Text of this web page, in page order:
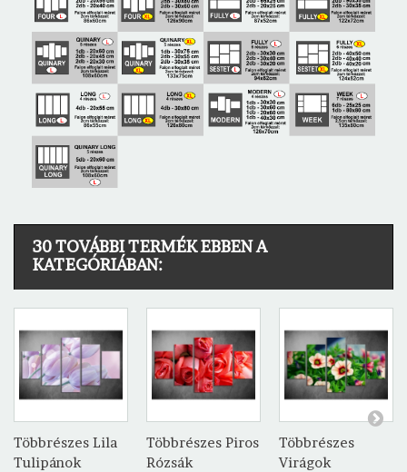
30 TOVÁBBI TERMÉK EBBEN A
KATEGÓRIÁBAN:
Többrészes Lila
Tulipánok
Többrészes Piros
Rózsák
Többrészes
Virágok